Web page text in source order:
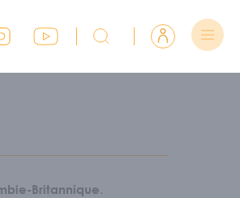
du CJFCB
Instagram du CJFCB
Lien YouTube du CJFCBRechercher sur CJFCBSe connecter
Britannique.